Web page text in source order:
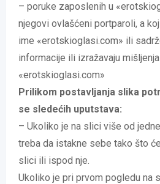
– poruke zaposlenih u
njegovi ovlašćeni portparoli, a
ime «erotskioglasi.com» ili
informacije ili izražavaju
«erotskioglasi.com»
Prilikom postavljanja slika
se sledećih uputstava:
– Ukoliko je na slici više od
treba da istakne sebe tako što
slici ili ispod nje.
Ukoliko je pri prvom pogledu na